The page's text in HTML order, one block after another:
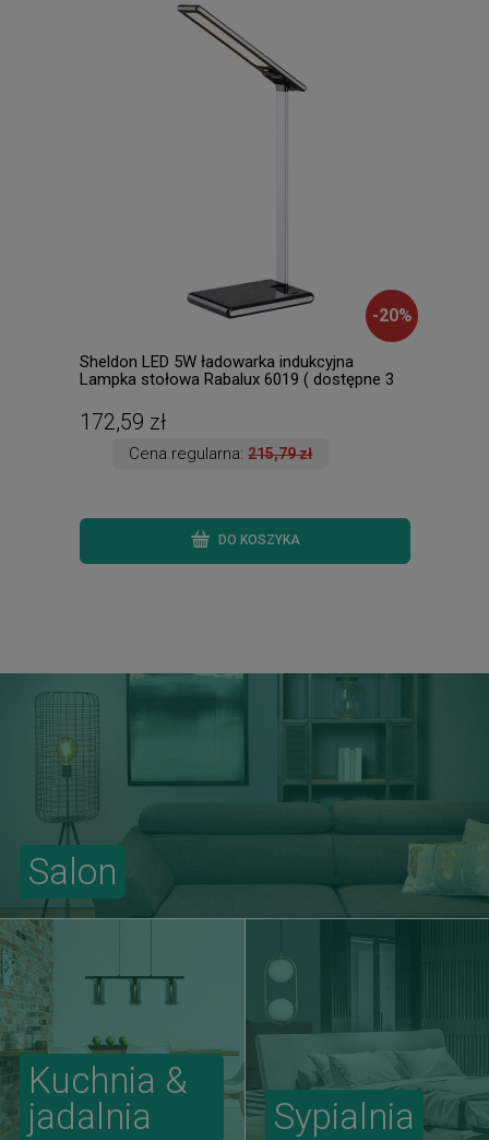
-20%
Sheldon LED 5W ładowarka indukcyjna
Lampka stołowa Rabalux 6019 ( dostępne 3
172,59 zł
Cena regularna:215,79 zł
DO KOSZYKA
Salon
Kuchnia &
jadalnia
Sypialnia